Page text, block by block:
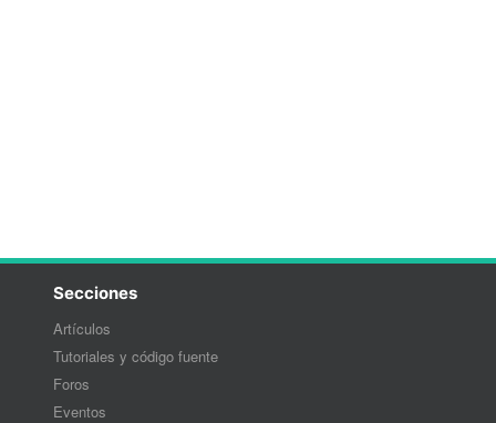
Secciones
Artículos
Tutoriales y código fuente
Foros
Eventos